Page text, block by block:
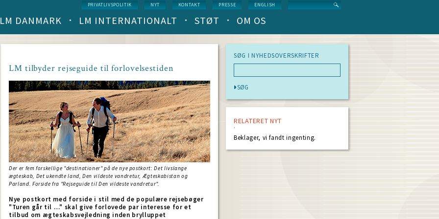
Service
menu
PRIVATLIVSPOLITIK NYT KONTAKT PRESSE ENGLISH
Main
(level
1)
LM DANMARK LM INTERNATIONALT STØT OM OS
LM tilbyder rejseguide til forlovelsestiden
Der er fem forskellige "destinationer" på de nye postkort: Det livslange
ægteskab, Det ukendte land, Den vildeste vandretur, Ægteskabistan og
Parland. Forside fra "Rejseguide til Den vildeste vandretur".
Nye postkort med forside i stil med de populære rejsebøger
"Turen går til …" skal give forlovede par interesse for et
tilbud om ægteskabsvejledning inden brylluppet
SØG I NYHEDSOVERSKRIFTER
RELATERET NYT
Beklager, vi fandt ingenting.